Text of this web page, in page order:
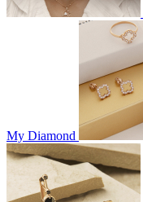
My Diamond